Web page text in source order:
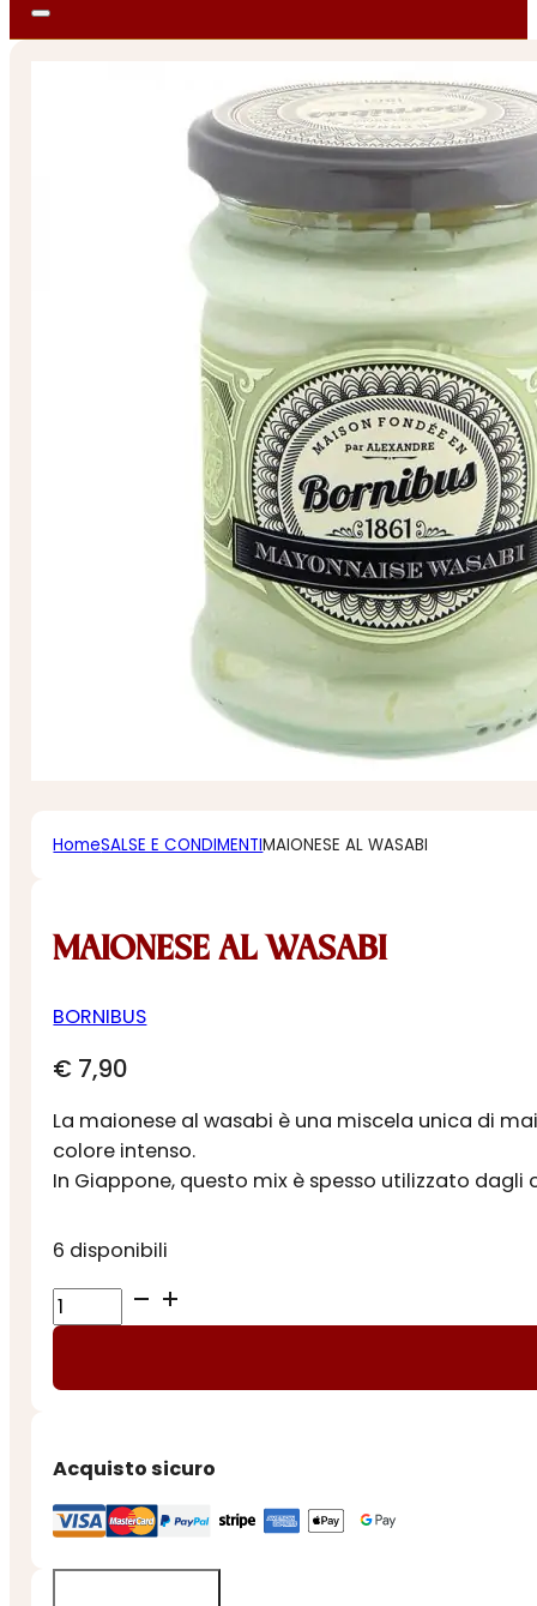
HomeSALSE E CONDIMENTIMAIONESE AL WASABI
MAIONESE AL WASABI
BORNIBUS
€ 7,90
La maionese al wasabi è una miscela unica di
colore intenso.
In Giappone, questo mix è spesso utilizzato
6 disponibili
MAIONESE
AL
quantità
Acquisto sicuro